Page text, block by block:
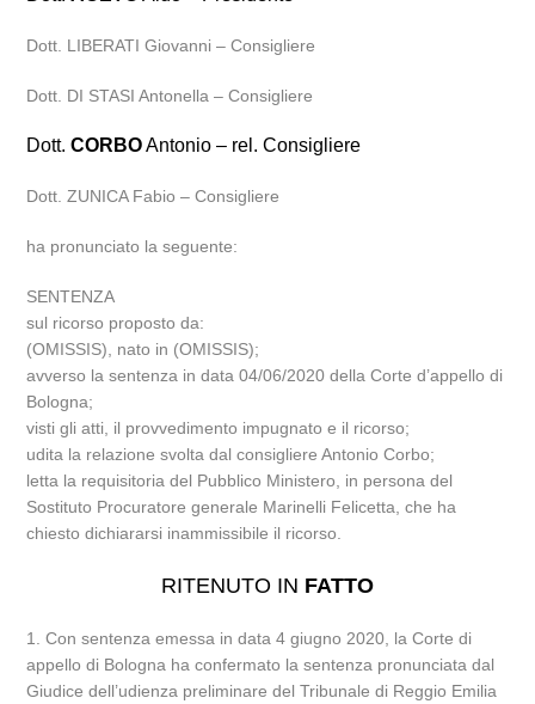
Dott. LIBERATI Giovanni – Consigliere
Dott. DI STASI Antonella – Consigliere
Dott.CORBOAntonio – rel. Consigliere
Dott. ZUNICA Fabio – Consigliere
ha pronunciato la seguente:
SENTENZA
sul ricorso proposto da:
(OMISSIS), nato in (OMISSIS);
avverso la sentenza in data 04/06/2020 della Corte d’appello di
Bologna;
visti gli atti, il provvedimento impugnato e il ricorso;
udita la relazione svolta dal consigliere Antonio Corbo;
letta la requisitoria del Pubblico Ministero, in persona del
Sostituto Procuratore generale Marinelli Felicetta, che ha
chiesto dichiararsi inammissibile il ricorso.
RITENUTO IN FATTO
1. Con sentenza emessa in data 4 giugno 2020, la Corte di
appello di Bologna ha confermato la sentenza pronunciata dal
Giudice dell’udienza preliminare del Tribunale di Reggio Emilia